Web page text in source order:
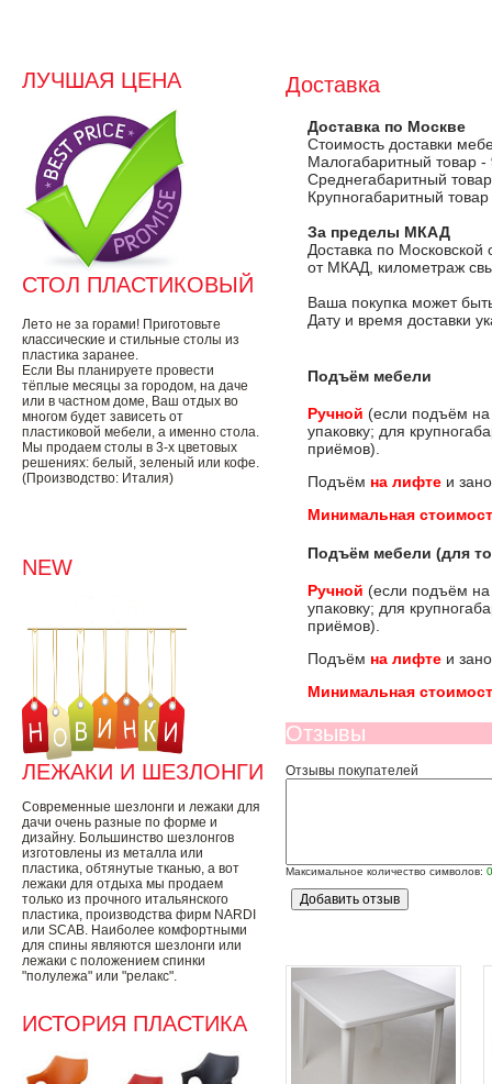
ЛУЧШАЯ ЦЕНА
СТОЛ ПЛАСТИКОВЫЙ
Лето не за горами! Приготовьте
классические и стильные столы из
пластика заранее.
Если Вы планируете провести
тёплые месяцы за городом, на даче
или в частном доме, Ваш отдых во
многом будет зависеть от
пластиковой мебели, а именно стола.
Мы продаем столы в 3-х цветовых
решениях: белый, зеленый или кофе.
(Производство: Италия)
NEW
ЛЕЖАКИ И ШЕЗЛОНГИ
Современные шезлонги и лежаки для
дачи очень разные по форме и
дизайну. Большинство шезлонгов
изготовлены из металла или
пластика, обтянутые тканью, а вот
лежаки для отдыха мы продаем
только из прочного итальянского
пластика, производства фирм NARDI
или SCAB. Наиболее комфортными
для спины являются шезлонги или
лежаки с положением спинки
"полулежа" или "релакс".
ИСТОРИЯ ПЛАСТИКА
Доставка
Доставка по Москве
Стоимость доставки
Малогабаритный товар -
Среднегабаритный
Крупногабаритный
За пределы МКАД
Доставка по
от МКАД, километраж
Ваша покупка может
Дату и время доставки
Подъём мебели
Ручной (если подъём
упаковку; для
приёмов).
Подъём на лифте и
Минимальная
Подъём мебели (для
Ручной (если подъём
упаковку; для
приёмов).
Подъём на лифте и
Минимальная
Отзывы
Отзывы покупателей
Максимальное количество символов: 0